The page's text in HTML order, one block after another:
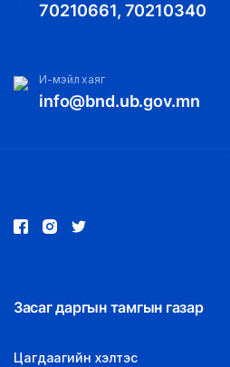
70210661, 70210340
И-мэйл хаяг
info@bnd.ub.gov.mn
Засаг даргын тамгын газар
Цагдаагийн хэлтэс